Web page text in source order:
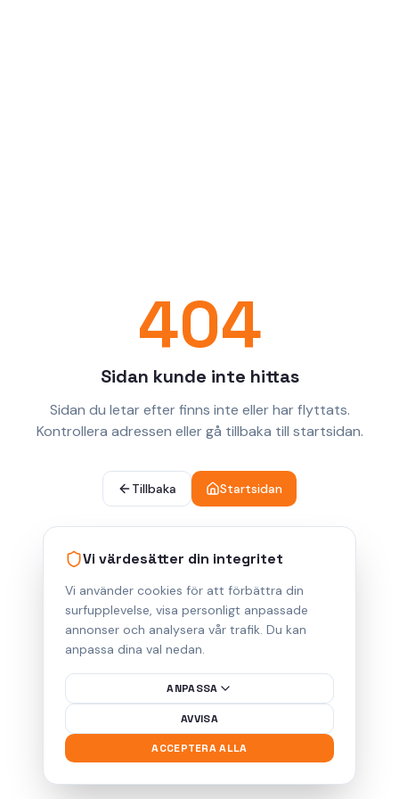
Vi värdesätter din integritet
Vi använder cookies för att förbättra din
surfupplevelse, visa personligt anpassade
annonser och analysera vår trafik. Du kan
anpassa dina val nedan.
ANPASSA
AVVISA
ACCEPTERA ALLA
404
Sidan kunde inte hittas
Sidan du letar efter finns inte eller har flyttats.
Kontrollera adressen eller gå tillbaka till startsidan.
Tillbaka Startsidan